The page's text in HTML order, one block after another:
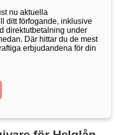
nu aktuella
ditt förfogande, inklusive
direktutbetalning under
Där hittar du de mest
erbjudandena för din